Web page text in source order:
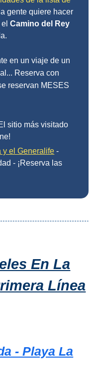
gente quiere hacer
elCamino del Rey
en un viaje de un
Reserva con
reservan MESES
sitio más visitado
y el Generalife -
- ¡Reserva las
En La
Línea
- Playa La